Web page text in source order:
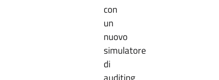
con
un
nuovo
simulatore
di